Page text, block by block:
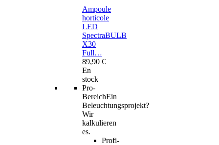
Ampoule
horticole
LED
SpectraBULB
X30
Full…
89,90 €
En
stock
Pro-
BereichEin
Beleuchtungsprojekt?
Wir
kalkulieren
es.
Profi-